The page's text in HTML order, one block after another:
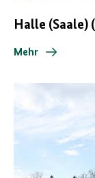
Halle (Saale) (
Mehr